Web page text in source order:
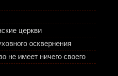
церкви
осквернения
не имеет ничего своего